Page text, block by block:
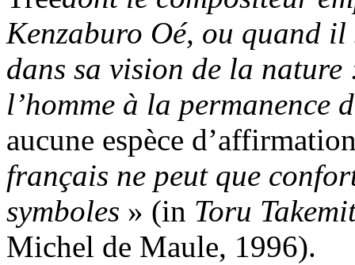
Kenzaburo Oé, ou quand il
dans sa vision de la nature
l’homme à la permanence
aucune espèce
français ne peut que
symboles » (in Toru
Michel de Maule, 1996).